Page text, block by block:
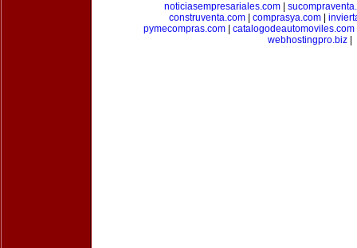
noticiasempresariales.com|
construventa.com| comprasya.com|
pymecompras.com| catalogodeautomoviles.com
webhostingpro.biz